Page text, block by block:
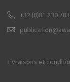
+32 (0)81 230 703
Livraisons et